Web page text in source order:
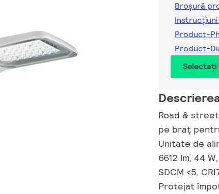
Broșură
Product-
Product-
Selectați
Road &
pe braț
Unitate de
6612 lm, 44
SDCM <5,
Protejat